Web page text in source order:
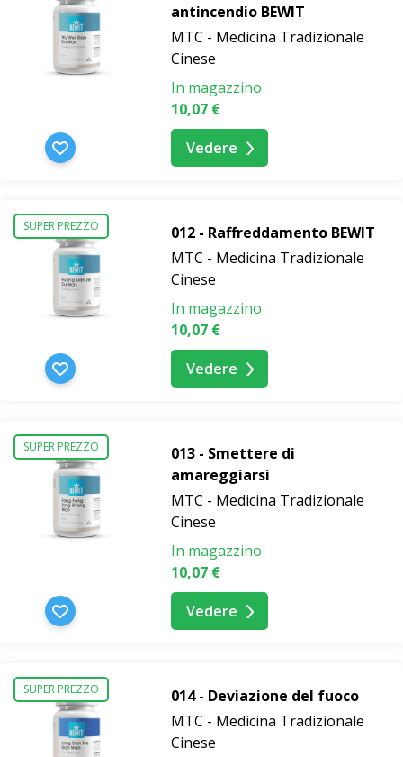
antincendio BEWIT
MTC - Medicina Tradizionale
Cinese
In magazzino
10,07 €
Vedere
SUPER PREZZO
012 - Raffreddamento BEWIT
MTC - Medicina Tradizionale
Cinese
In magazzino
10,07 €
Vedere
SUPER PREZZO
013 - Smettere di
amareggiarsi
MTC - Medicina Tradizionale
Cinese
In magazzino
10,07 €
Vedere
SUPER PREZZO
014 - Deviazione del fuoco
MTC - Medicina Tradizionale
Cinese